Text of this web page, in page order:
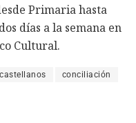
Primaria hasta
días a la semana en
Cultural.
castellanos conciliación